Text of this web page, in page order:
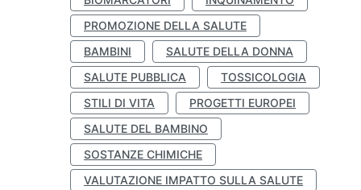
PROMOZIONE DELLA SALUTE
BAMBINI
SALUTE DELLA DONNA
SALUTE PUBBLICA
TOSSICOLOGIA
STILI DI VITA
PROGETTI EUROPEI
SALUTE DEL BAMBINO
SOSTANZE CHIMICHE
VALUTAZIONE IMPATTO SULLA SALUTE